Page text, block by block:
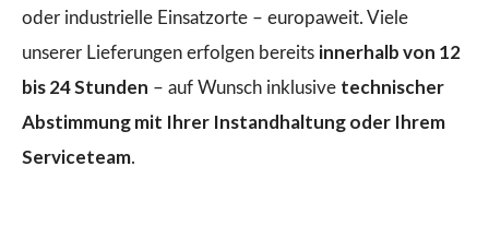
oder industrielle Einsatzorte – europaweit. Viele
unserer Lieferungen erfolgen bereits innerhalb von 12
bis 24 Stunden – auf Wunsch inklusive technischer
Abstimmung mit Ihrer Instandhaltung oder Ihrem
Serviceteam.